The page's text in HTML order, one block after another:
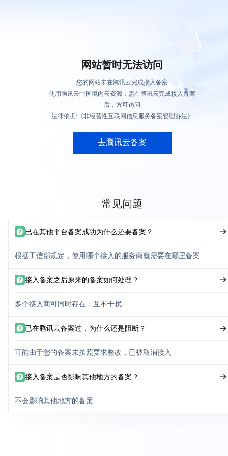
网站暂时无法访问
您的网站未在腾讯云完成接入备案
使用腾讯云中国境内云资源，需在腾讯云完成接入备案
后，方可访问
法律依据:《非经营性互联网信息服务备案管理办法》
去腾讯云备案
常见问题
已在其他平台备案成功为什么还要备案？
根据工信部规定，使用哪个接入的服务商就需要在哪里备案
接入备案之后原来的备案如何处理？
多个接入商可同时存在，互不干扰
已在腾讯云备案过，为什么还是阻断？
可能由于您的备案未按照要求整改，已被取消接入
接入备案是否影响其他地方的备案？
不会影响其他地方的备案